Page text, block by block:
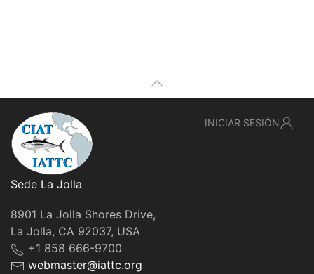
Sede La Jolla
8901 La Jolla Shores Drive,
La Jolla, CA 92037, USA
+1 858 666-9700
webmaster@iattc.org
INICIAR SESIÓN